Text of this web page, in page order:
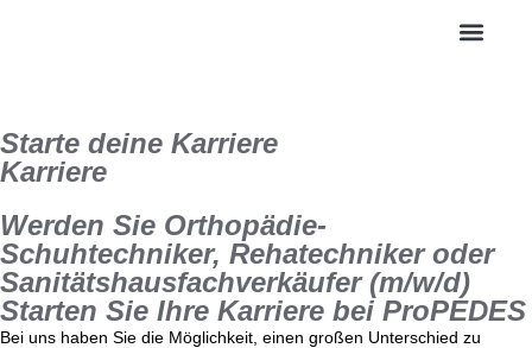
Starte deine Karriere
Karriere
Werden Sie Orthopädie-
Schuhtechniker, Rehatechniker oder
Sanitätshausfachverkäufer (m/w/d)
Starten Sie Ihre Karriere bei ProPEDES
Bei uns haben Sie die Möglichkeit, einen großen Unterschied zu